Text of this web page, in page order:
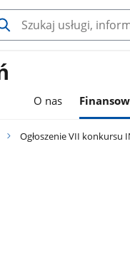
O nas
Ogłoszenie VII konkursu